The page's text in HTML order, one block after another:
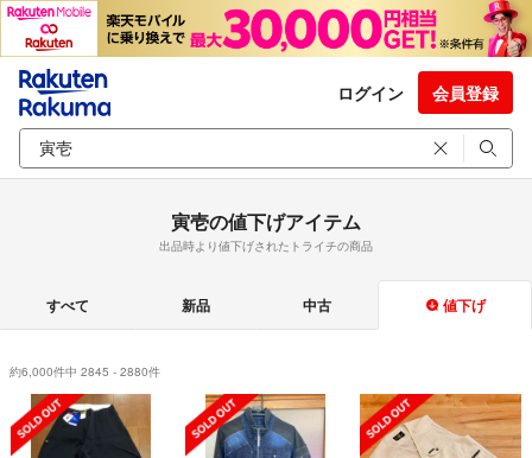
ログイン 会員登録
寅壱の値下げアイテム
出品時より値下げされたトライチの商品
すべて 新品 中古 値下げ
約6,000件中 2845 - 2880件